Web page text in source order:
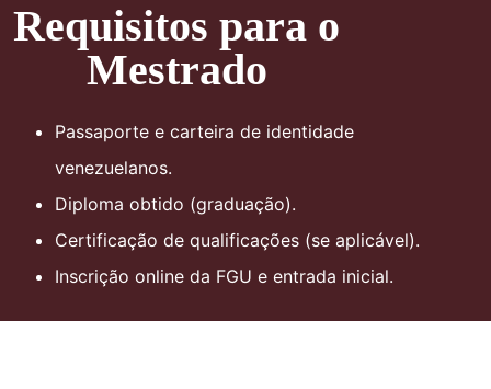
Requisitos para o
Mestrado
Passaporte e carteira de identidade
venezuelanos.
Diploma obtido (graduação).
Certificação de qualificações (se aplicável).
Inscrição online da FGU e entrada inicial.